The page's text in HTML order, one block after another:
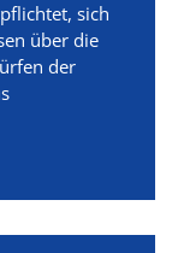
sich
über die
der